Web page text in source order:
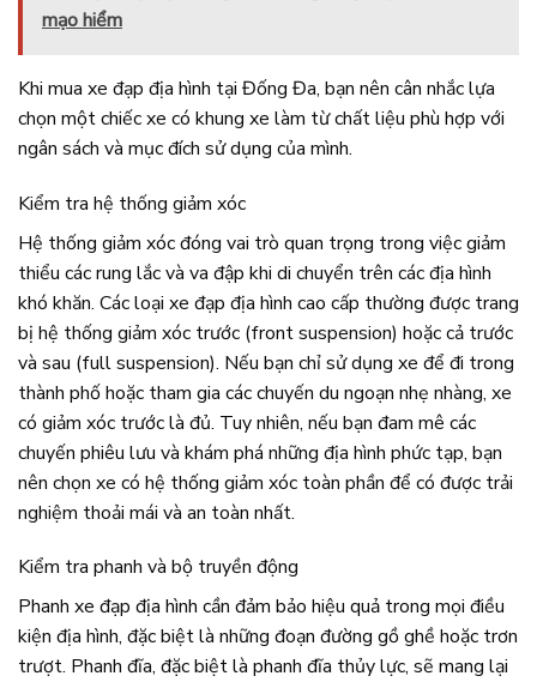
mạo hiểm
Khi mua xe đạp địa hình tại Đống Đa, bạn nên cân nhắc lựa
chọn một chiếc xe có khung xe làm từ chất liệu phù hợp với
ngân sách và mục đích sử dụng của mình.
Kiểm tra hệ thống giảm xóc
Hệ thống giảm xóc đóng vai trò quan trọng trong việc giảm
thiểu các rung lắc và va đập khi di chuyển trên các địa hình
khó khăn. Các loại xe đạp địa hình cao cấp thường được trang
bị hệ thống giảm xóc trước (front suspension) hoặc cả trước
và sau (full suspension). Nếu bạn chỉ sử dụng xe để đi trong
thành phố hoặc tham gia các chuyến du ngoạn nhẹ nhàng, xe
có giảm xóc trước là đủ. Tuy nhiên, nếu bạn đam mê các
chuyến phiêu lưu và khám phá những địa hình phức tạp, bạn
nên chọn xe có hệ thống giảm xóc toàn phần để có được trải
nghiệm thoải mái và an toàn nhất.
Kiểm tra phanh và bộ truyền động
Phanh xe đạp địa hình cần đảm bảo hiệu quả trong mọi điều
kiện địa hình, đặc biệt là những đoạn đường gồ ghề hoặc trơn
trượt. Phanh đĩa, đặc biệt là phanh đĩa thủy lực, sẽ mang lại